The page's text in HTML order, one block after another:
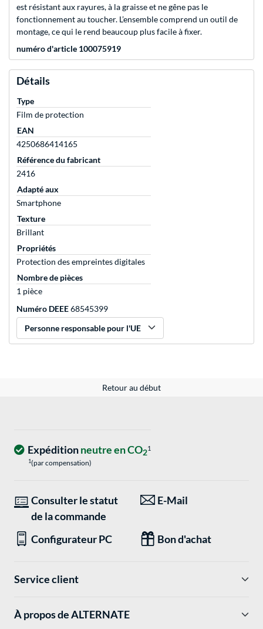
est résistant aux rayures, à la graisse et ne gêne pas le
fonctionnement au toucher. L’ensemble comprend un outil de
montage, ce qui le rend beaucoup plus facile à fixer.
numéro d'article 100075919
Détails
Type
Film de protection
EAN
4250686414165
Référence du fabricant
2416
Adapté aux
Smartphone
Texture
Brillant
Propriétés
Protection des empreintes digitales
Nombre de pièces
1 pièce
Numéro DEEE68545399
Personne responsable pour l'UE
Retour au début
Expéditionneutre en CO21
1(par compensation)
Consulter le statut
de la commande
E-Mail
Configurateur PC Bon d'achat
Service client
À propos de ALTERNATE